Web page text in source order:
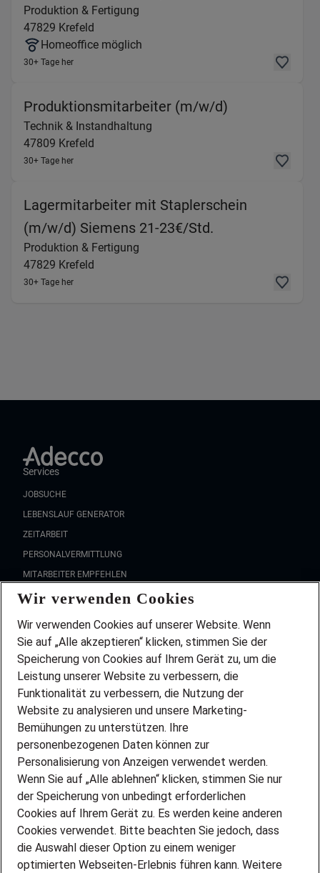
Produktion & Fertigung
47829 Krefeld
Homeoffice möglich
30+ Tage her
Produktionsmitarbeiter (m/w/d)
Technik & Instandhaltung
47809 Krefeld
30+ Tage her
Lagermitarbeiter mit Staplerschein
(m/w/d) Siemens 21-23€/Std.
Produktion & Fertigung
47829 Krefeld
30+ Tage her
Services
JOBSUCHE
LEBENSLAUF GENERATOR
ZEITARBEIT
PERSONALVERMITTLUNG
MITARBEITER EMPFEHLEN
FAQ
Wir stellen ein!
DEINE BERUFSGRUPPE
DEINE LEBENSSITUATION
PARTNERSHIP WITH AIRBUS
INITIATIV BEWERBEN
ÜBER UNS
STANDORTE
BLOG
PRESSE
KONTAKT
Wir verwenden Cookies
Wir verwenden Cookies auf unserer Website. Wenn
Sie auf „Alle akzeptieren“ klicken, stimmen Sie der
Speicherung von Cookies auf Ihrem Gerät zu, um die
Leistung unserer Website zu verbessern, die
Funktionalität zu verbessern, die Nutzung der
Website zu analysieren und unsere Marketing-
Bemühungen zu unterstützen. Ihre
personenbezogenen Daten können zur
Personalisierung von Anzeigen verwendet werden.
Wenn Sie auf „Alle ablehnen“ klicken, stimmen Sie nur
der Speicherung von unbedingt erforderlichen
Cookies auf Ihrem Gerät zu. Es werden keine anderen
Cookies verwendet. Bitte beachten Sie jedoch, dass
die Auswahl dieser Option zu einem weniger
optimierten Webseiten-Erlebnis führen kann. Weitere